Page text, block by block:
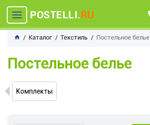
POSTELLI.RU
Каталог Текстиль Постельное белье
Постельное белье
Комплекты